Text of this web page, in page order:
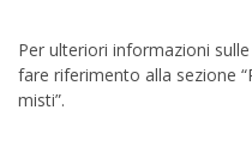
Per ulteriori informazioni
fare riferimento alla sezione
misti”.